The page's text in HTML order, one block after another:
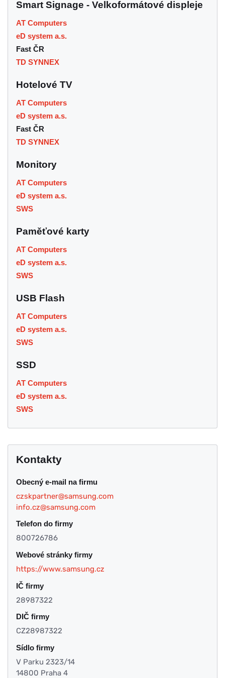
Smart Signage - Velkoformátové displeje
AT Computers
eD system a.s.
Fast ČR
TD SYNNEX
Hotelové TV
AT Computers
eD system a.s.
Fast ČR
TD SYNNEX
Monitory
AT Computers
eD system a.s.
SWS
Paměťové karty
AT Computers
eD system a.s.
SWS
USB Flash
AT Computers
eD system a.s.
SWS
SSD
AT Computers
eD system a.s.
SWS
Kontakty
Obecný e-mail na firmu
czskpartner@samsung.com
info.cz@samsung.com
Telefon do firmy
800726786
Webové stránky firmy
https://www.samsung.cz
IČ firmy
28987322
DIČ firmy
CZ28987322
Sídlo firmy
V Parku 2323/14
14800 Praha 4